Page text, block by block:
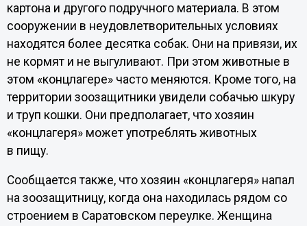
картона и другого подручного материала. В этом
сооружении в неудовлетворительных условиях
находятся более десятка собак. Они на привязи, их
не кормят и не выгуливают. При этом животные в
этом «концлагере» часто меняются. Кроме того, на
территории зоозащитники увидели собачью шкуру
и труп кошки. Они предполагает, что хозяин
«концлагеря» может употреблять животных
в пищу.
Сообщается также, что хозяин «концлагеря» напал
на зоозащитницу, когда она находилась рядом со
строением в Саратовском переулке. Женщина